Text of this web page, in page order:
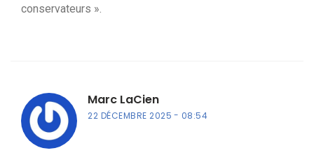
conservateurs ».
Marc LaCien
22 DÉCEMBRE 2025 08:54